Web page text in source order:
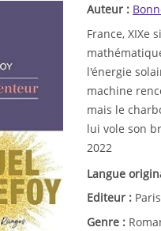
Auteur :
France, XIXe
l'énergie
machine
mais le
lui vole son
2022
Langue
Editeur :
Genre :